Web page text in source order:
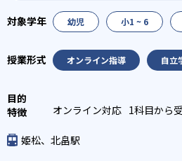
幼児 小1 ~ 6
オンライン指導 自立
オンライン対応 1科目から
姫松、北畠駅